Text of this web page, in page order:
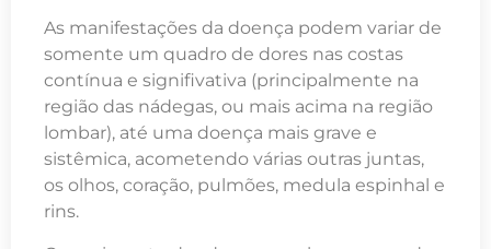
As manifestações da doença podem variar de
somente um quadro de dores nas costas
contínua e signifivativa (principalmente na
região das nádegas, ou mais acima na região
lombar), até uma doença mais grave e
sistêmica, acometendo várias outras juntas,
os olhos, coração, pulmões, medula espinhal e
rins.